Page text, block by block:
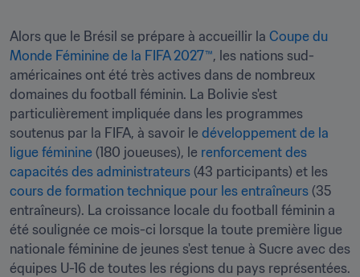
Alors que le Brésil se prépare à accueillir la Coupe du
Monde Féminine de la FIFA 2027™, les nations sud-
américaines ont été très actives dans de nombreux
domaines du football féminin. La Bolivie s'est
particulièrement impliquée dans les programmes
soutenus par la FIFA, à savoir le développement de la
ligue féminine (180 joueuses), le renforcement des
capacités des administrateurs
cours de formation technique pour les entraîneurs (35
entraîneurs). La croissance locale du football féminin a
été soulignée ce mois-ci lorsque la toute première ligue
nationale féminine de jeunes s'est tenue à Sucre avec des
équipes U-16 de toutes les régions du pays représentées.